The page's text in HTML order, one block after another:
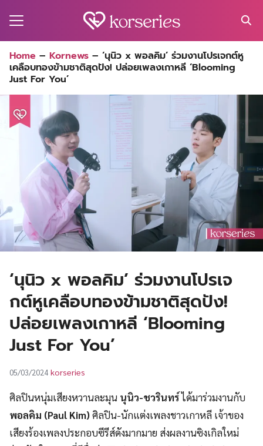
for:
Home – Kornews – ‘นุนิว x พอลคิม’ ร่วมงานโปรเจกต์หู
เคลือบทองข้ามชาติสุดปัง! ปล่อยเพลงเกาหลี ‘Blooming
Just For You’
‘นุนิว x พอลคิม’ ร่วมงานโปรเจ
กต์หูเคลือบทองข้ามชาติสุดปัง!
ปล่อยเพลงเกาหลี ‘Blooming
Just For You’
05/03/2024 korseries
ศิลปินหนุ่มเสียงหวานละมุน นุนิว-ชวรินทร์ได้มาร่วมงานกับ
พอลคิม (Paul Kim)ศิลปิน-นักแต่งเพลงชาวเกาหลี เจ้าของ
เสียงร้องเพลงประกอบซีรีส์ดังมากมาย ส่งผลงานซิงเกิลใหม่